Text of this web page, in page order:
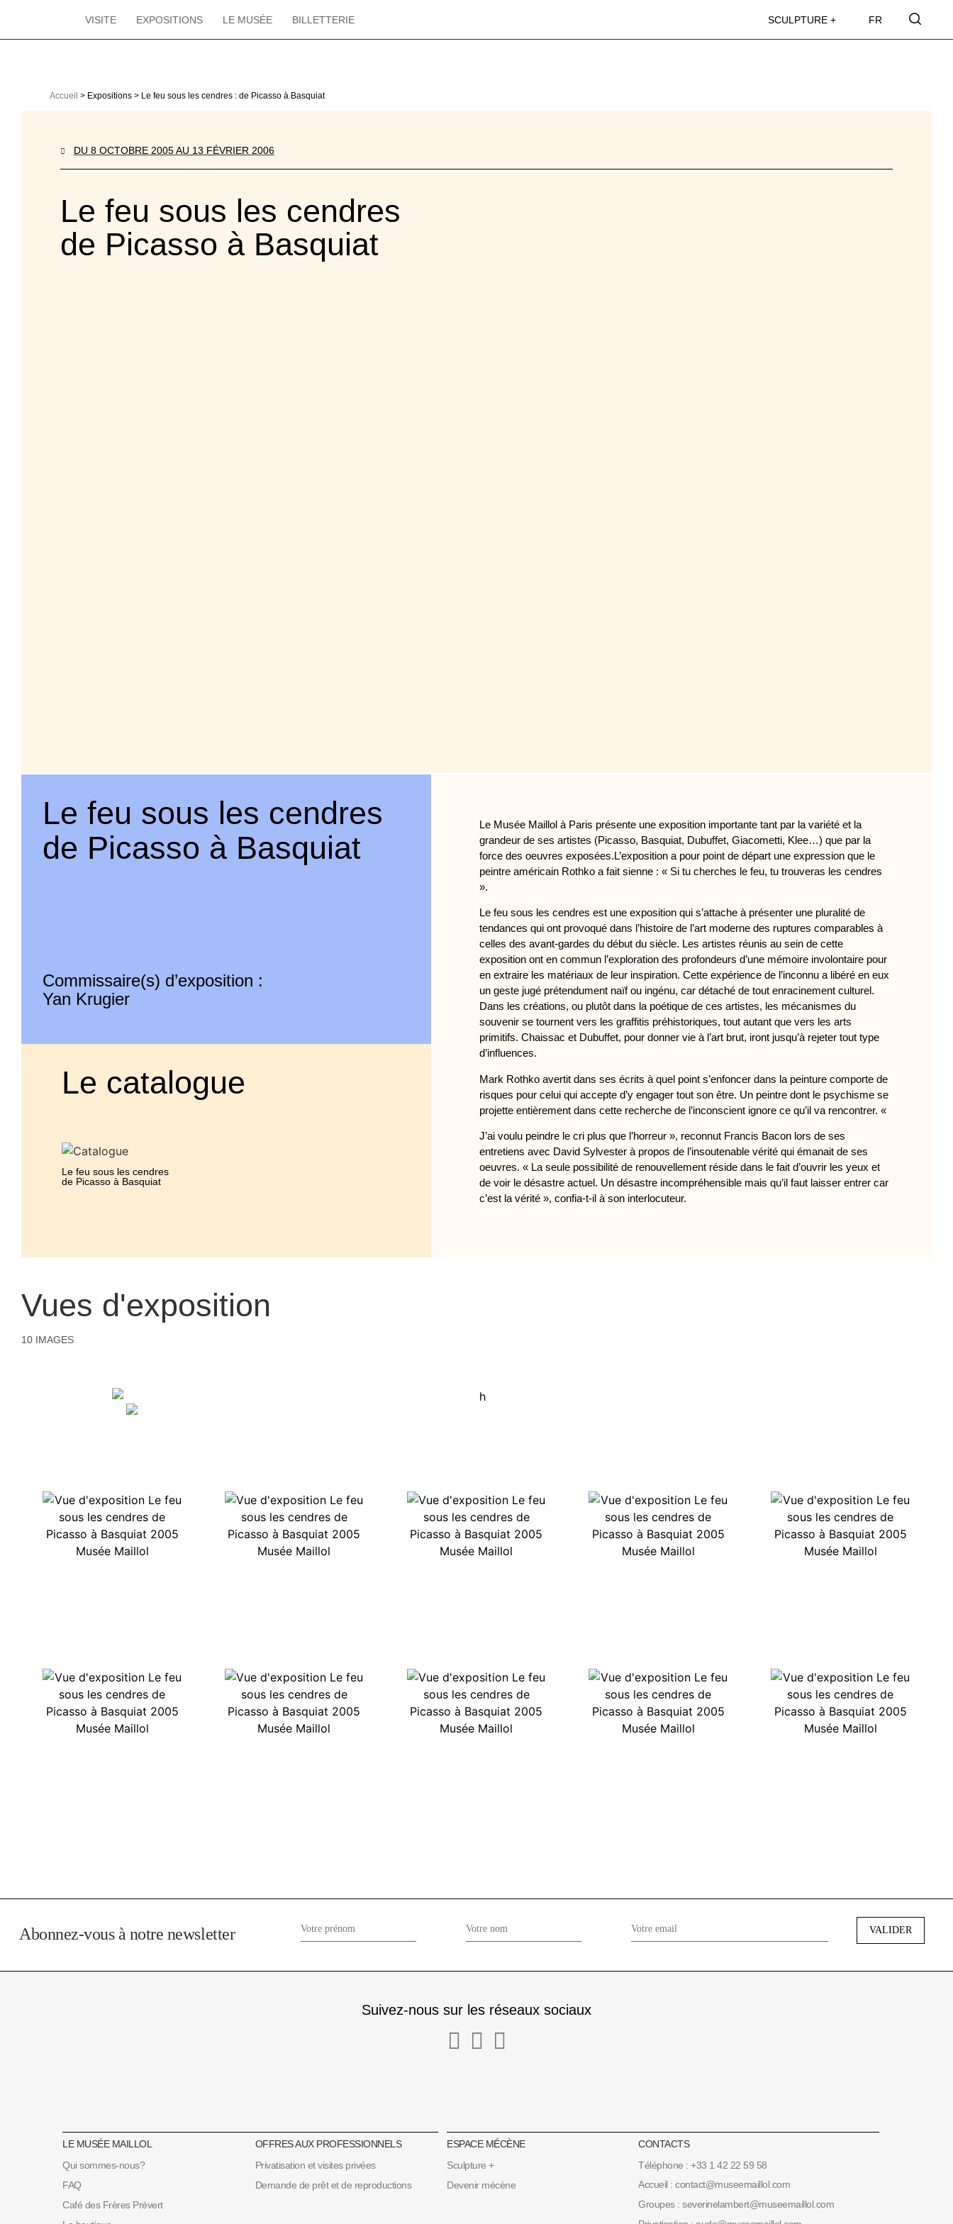
VISITE EXPOSITIONS LE MUSÉE BILLETTERIE SCULPTURE + FR
Accueil Expositions Le feu sous les cendres : de Picasso à Basquiat
DU 8 OCTOBRE 2005 AU 13 FÉVRIER 2006
Le feu sous les cendres
de Picasso à Basquiat
Le feu sous les cendres
de Picasso à Basquiat
Commissaire(s) d’exposition :
Yan Krugier
Le catalogue
Le feu sous les cendres
de Picasso à Basquiat
Le Musée Maillol à Paris présente une exposition importante tant par la variété et la
grandeur de ses artistes (Picasso, Basquiat, Dubuffet, Giacometti, Klee…) que par la
force des oeuvres exposées.L’exposition a pour point de départ une expression que le
peintre américain Rothko a fait sienne : « Si tu cherches le feu, tu trouveras les cendres
».
Le feu sous les cendres est une exposition qui s’attache à présenter une pluralité de
tendances qui ont provoqué dans l’histoire de l’art moderne des ruptures comparables à
celles des avant-gardes du début du siècle. Les artistes réunis au sein de cette
exposition ont en commun l’exploration des profondeurs d’une mémoire involontaire pour
en extraire les matériaux de leur inspiration. Cette expérience de l’inconnu a libéré en eux
un geste jugé prétendument naïf ou ingénu, car détaché de tout enracinement culturel.
Dans les créations, ou plutôt dans la poétique de ces artistes, les mécanismes du
souvenir se tournent vers les graffitis préhistoriques, tout autant que vers les arts
primitifs. Chaissac et Dubuffet, pour donner vie à l’art brut, iront jusqu’à rejeter tout type
d’influences.
Mark Rothko avertit dans ses écrits à quel point s’enfoncer dans la peinture comporte de
risques pour celui qui accepte d’y engager tout son être. Un peintre dont le psychisme se
projette entièrement dans cette recherche de l’inconscient ignore ce qu’il va rencontrer. «
J’ai voulu peindre le cri plus que l’horreur », reconnut Francis Bacon lors de ses
entretiens avec David Sylvester à propos de l’insoutenable vérité qui émanait de ses
oeuvres. « La seule possibilité de renouvellement réside dans le fait d’ouvrir les yeux et
de voir le désastre actuel. Un désastre incompréhensible mais qu’il faut laisser entrer car
c’est la vérité », confia-t-il à son interlocuteur.
Vues d'exposition
10 IMAGES
Abonnez-vous à notre newsletter
Suivez-nous sur les réseaux sociaux
LE MUSÉE MAILLOL
Qui sommes-nous?
FAQ
Café des Frères Prévert
OFFRES AUX PROFESSIONNELS
Privatisation et visites privées
Demande de prêt et de reproductions
ESPACE MÉCÈNE
Sculpture +
Devenir mécène
CONTACTS
Téléphone : +33 1 42 22 59 58
Accueil : contact@museemaillol.com
Groupes : severinelambert@museemaillol.com